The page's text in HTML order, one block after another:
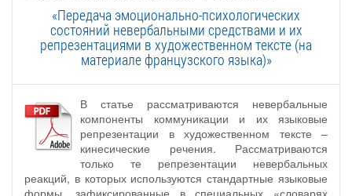
«Передача эмоционально-психологических
состояний невербальными средствами и их
репрезентациями в художественном тексте (на
материале французского языка)»
В статье рассматриваются невербальные
компоненты коммуникации и их языковые
репрезентации в художественном тексте –
кинесические речения. Рассматриваются
только те репрезентации невербальных
реакций, в которых используются стандартные языковые
формы, зафиксированные в специальных «словарях